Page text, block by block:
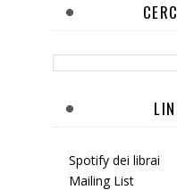
Spotify dei librai
Mailing List